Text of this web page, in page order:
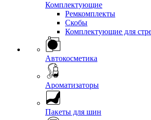
Комплектующие
Ремкомплекты
Скобы
Комплектующие для
Автокосметика
Ароматизаторы
Пакеты для шин